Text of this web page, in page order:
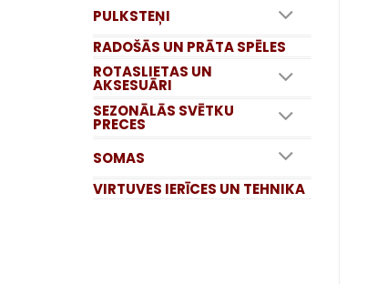
PULKSTEŅI
RADOŠĀS UN PRĀTA SPĒLES
ROTASLIETAS UN
AKSESUĀRI
SEZONĀLĀS SVĒTKU
PRECES
SOMAS
VIRTUVES IERĪCES UN TEHNIKA